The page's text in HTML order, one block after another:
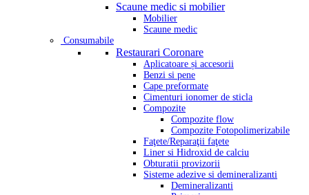
Scaune medic si mobilier
Mobilier
Scaune medic
Consumabile
Restaurari Coronare
Aplicatoare și accesorii
Benzi si pene
Cape preformate
Cimenturi ionomer de sticla
Compozite
Compozite flow
Compozite Fotopolimerizabile
Faţete/Reparaţii faţete
Liner si Hidroxid de calciu
Obturatii provizorii
Sisteme adezive si demineralizanti
Demineralizanti